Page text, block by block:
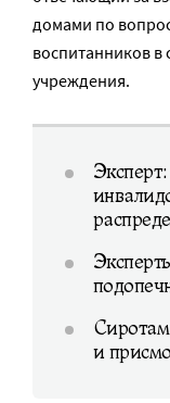
домами по
воспитанников
учреждения.
и